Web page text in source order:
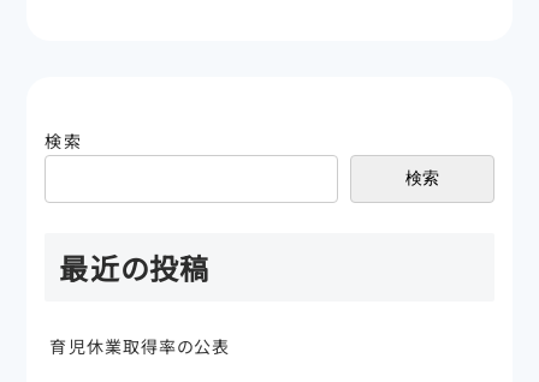
検索
検索
最近の投稿
育児休業取得率の公表